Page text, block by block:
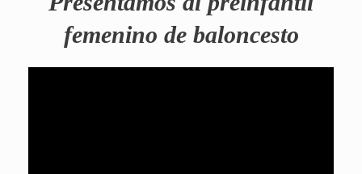
femenino de baloncesto